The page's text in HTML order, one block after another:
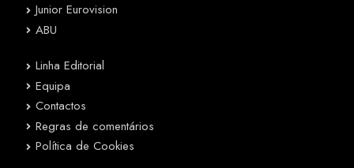
Junior Eurovision
ABU
Linha Editorial
Equipa
Contactos
Regras de comentários
Política de Cookies